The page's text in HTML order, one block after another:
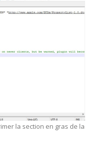
la section en gras de la